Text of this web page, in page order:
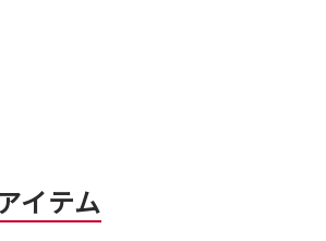
イテム